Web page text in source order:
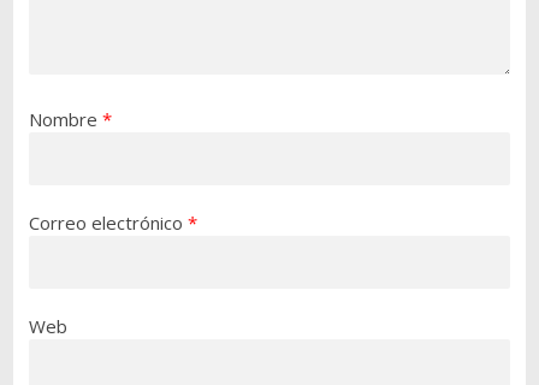
Nombre *
Correo electrónico *
Web